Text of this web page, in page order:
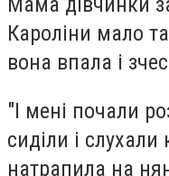
Кароліни мало
вона впала і
"І мені почали
сиділи і слухали
натрапила на